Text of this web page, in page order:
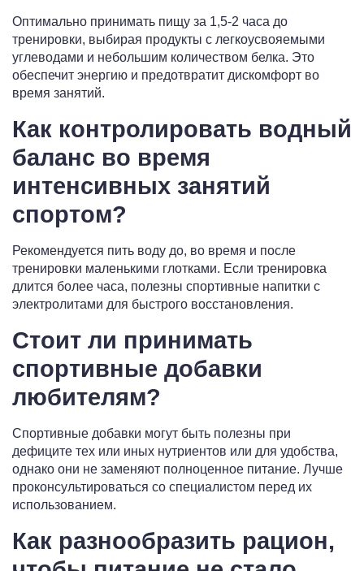
Оптимально принимать пищу за 1,5-2 часа до
тренировки, выбирая продукты с легкоусвояемыми
углеводами и небольшим количеством белка. Это
обеспечит энергию и предотвратит дискомфорт во
время занятий.
Как контролировать водный
баланс во время
интенсивных занятий
спортом?
Рекомендуется пить воду до, во время и после
тренировки маленькими глотками. Если тренировка
длится более часа, полезны спортивные напитки с
электролитами для быстрого восстановления.
Стоит ли принимать
спортивные добавки
любителям?
Спортивные добавки могут быть полезны при
дефиците тех или иных нутриентов или для удобства,
однако они не заменяют полноценное питание. Лучше
проконсультироваться со специалистом перед их
использованием.
Как разнообразить рацион,